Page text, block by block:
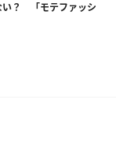
い？ 「モテファッシ